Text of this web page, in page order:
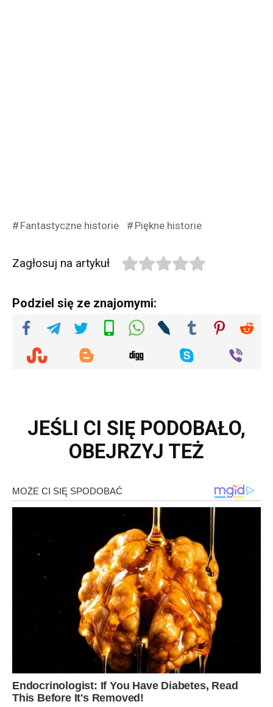
Fantastyczne historie Piękne historie
Zagłosuj na artykuł
Podziel się ze znajomymi:
JEŚLI CI SIĘ PODOBAŁO,
OBEJRZYJ TEŻ